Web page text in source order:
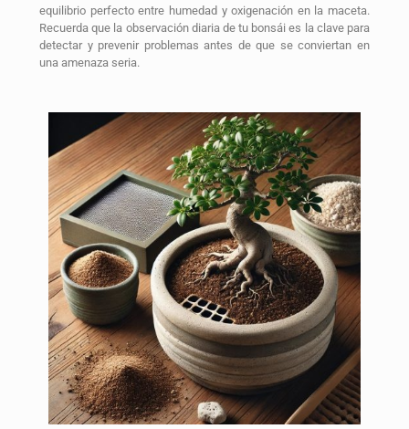
equilibrio perfecto entre humedad y oxigenación en la maceta.
Recuerda que la observación diaria de tu bonsái es la clave para
detectar y prevenir problemas antes de que se conviertan en
una amenaza seria.